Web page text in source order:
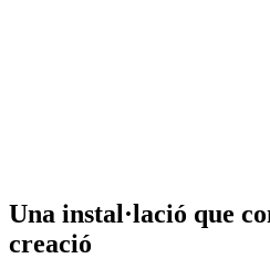
Una instal·lació que
creació